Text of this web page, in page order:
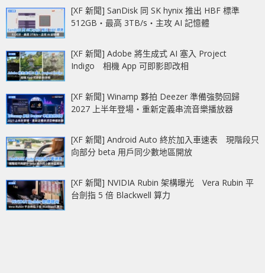
[XF 新聞] SanDisk 同 SK hynix 推出 HBF 標準
512GB‧最高 3TB/s‧主攻 AI 記憶體
[XF 新聞] Adobe 將生成式 AI 塞入 Project
Indigo 相機 App 可即影即改相
[XF 新聞] Winamp 夥拍 Deezer 準備強勢回歸
2027 上半年登場‧重新定義串流音樂播放器
[XF 新聞] Android Auto 終於加入車速表 現階段只
向部分 beta 用戶同少數地區開放
[XF 新聞] NVIDIA Rubin 架構曝光 Vera Rubin 平
台劍指 5 倍 Blackwell 算力